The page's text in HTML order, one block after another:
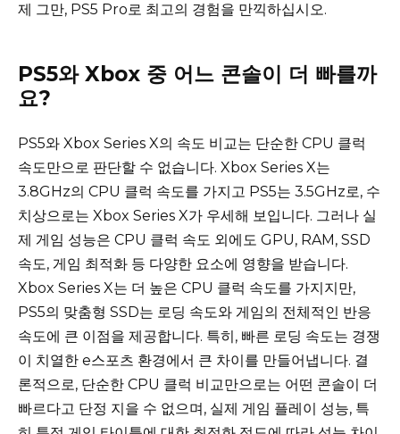
제 그만, PS5 Pro로 최고의 경험을 만끽하십시오.
PS5와 Xbox 중 어느 콘솔이 더 빠를까
요?
PS5와 Xbox Series X의 속도 비교는 단순한 CPU 클럭
속도만으로 판단할 수 없습니다. Xbox Series X는
3.8GHz의 CPU 클럭 속도를 가지고 PS5는 3.5GHz로, 수
치상으로는 Xbox Series X가 우세해 보입니다. 그러나 실
제 게임 성능은 CPU 클럭 속도 외에도 GPU, RAM, SSD
속도, 게임 최적화 등 다양한 요소에 영향을 받습니다.
Xbox Series X는 더 높은 CPU 클럭 속도를 가지지만,
PS5의 맞춤형 SSD는 로딩 속도와 게임의 전체적인 반응
속도에 큰 이점을 제공합니다. 특히, 빠른 로딩 속도는 경쟁
이 치열한 e스포츠 환경에서 큰 차이를 만들어냅니다. 결
론적으로, 단순한 CPU 클럭 비교만으로는 어떤 콘솔이 더
빠르다고 단정 지을 수 없으며, 실제 게임 플레이 성능, 특